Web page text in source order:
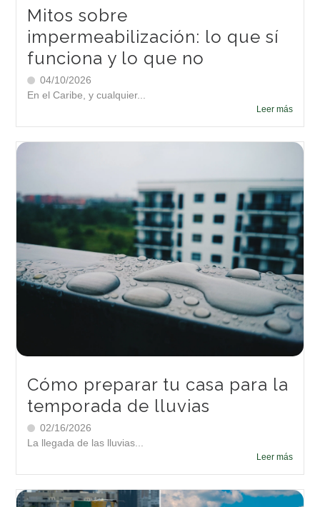
Mitos sobre
impermeabilización: lo que sí
funciona y lo que no
04/10/2026
En el Caribe, y cualquier...
Leer más
Cómo preparar tu casa para la
temporada de lluvias
02/16/2026
La llegada de las lluvias...
Leer más